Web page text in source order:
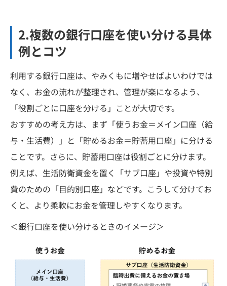
2.複数の銀行口座を使い分ける具体
例とコツ
利用する銀行口座は、やみくもに増やせばよいわけでは
なく、お金の流れが整理され、管理が楽になるよう、
「役割ごとに口座を分ける」ことが大切です。
おすすめの考え方は、まず「使うお金＝メイン口座（給
与・生活費）」と「貯めるお金＝貯蓄用口座」に分ける
ことです。さらに、貯蓄用口座は役割ごとに分けます。
例えば、生活防衛資金を置く「サブ口座」や投資や特別
費のための「目的別口座」などです。こうして分けてお
くと、より柔軟にお金を管理しやすくなります。
＜銀行口座を使い分けるときのイメージ＞